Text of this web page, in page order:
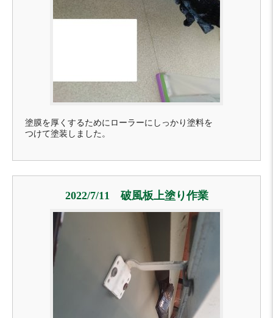
塗膜を厚くするためにローラーにしっかり塗料を
つけて塗装しました。
2022/7/11 破風板上塗り作業